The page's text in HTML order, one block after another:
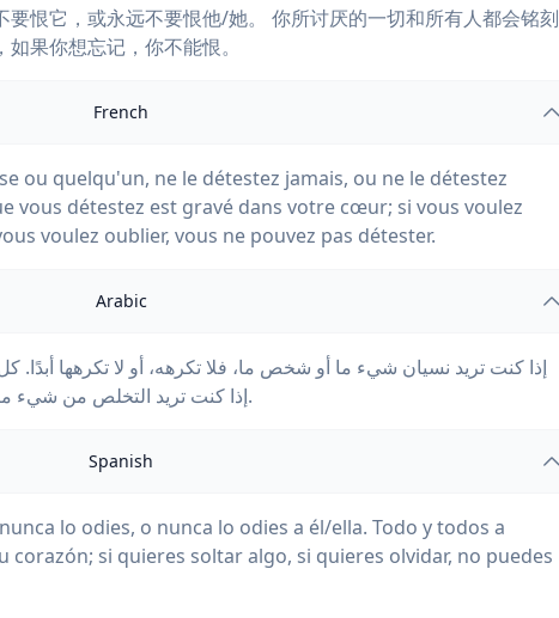
恨它，或永远不要恨他/她。 你所讨厌的一切和所有人都会铭刻
果你想忘记，你不能恨。
French
ou quelqu'un, ne le détestez jamais, ou ne le détestez
vous détestez est gravé dans votre cœur; si vous voulez
voulez oublier, vous ne pouvez pas détester.
Arabic
إذا كنت تريد نسيان شيء ما أو شخص ما، فلا تكرهه، أو لا تكرهها
إذا كنت تريد التخلص من شيء ما، إذا كنت تريد نسيانه، فلا يمكنك الكراهية.
Spanish
lo odies, o nunca lo odies a él/ella. Todo y todos a
corazón; si quieres soltar algo, si quieres olvidar, no puedes